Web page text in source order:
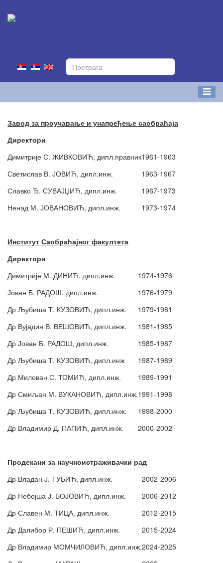
Завод за проучавање и унапређење саобраћаја
Директори
Димитрије С. ЖИВКОВИЋ, дипл.правник1961-1963
Светислав В. ЈОВИЋ, дипл.инж.
1963-1967
Славко Ђ. СУВАЈЏИЋ, дипл.инж.
1967-1973
Ненад М. ЈОВАНОВИЋ, дипл.инж.
1973-1974
Институт Саобраћајног факултета
Директори
Димитрије М. ДИНИЋ, дипл.инж.
1974-1976
Јован Б. РАДОШ, дипл.инж.
1976-1979
Др Љубиша Т. КУЗОВИЋ, дипл.инж.
1979-1981
Др Вујадин В. ВЕШОВИЋ, дипл.инж.
1981-1985
Др Јован Б. РАДОШ, дипл.инж.
1985-1987
Др Љубиша Т. КУЗОВИЋ, дипл.инж
1987-1989
Др Милован С. ТОМИЋ, дипл.инж.
1989-1991
Др Смиљан М. ВУКАНОВИЋ, дипл.инж.1991-1998
Др Љубиша Т. КУЗОВИЋ, дипл.инж.
1998-2000
Др Владимир Д. ПАПИЋ, дипл.инж.
2000-2002
Продекани за научноистраживачки рад
Др Владан Ј. ТУБИЋ, дипл.инж.
2002-2006
Др Небојша Ј. БОЈОВИЋ, дипл.инж.
2006-2012
Др Славен М. ТИЦА, дипл.инж.
2012-2015
Др Далибор Р. ПЕШИЋ, дипл.инж.
2015-2024
Др Владимир МОМЧИЛОВИЋ, дипл.инж.2024-2025